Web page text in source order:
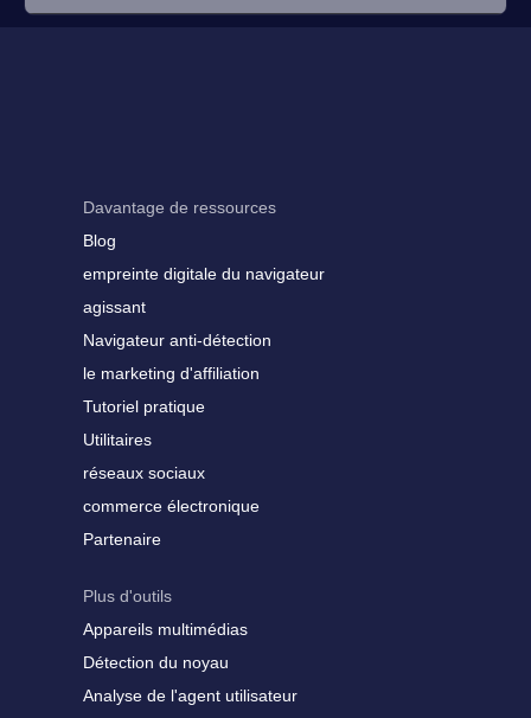
Davantage de ressources
Blog
empreinte digitale du navigateur
agissant
Navigateur anti-détection
le marketing d'affiliation
Tutoriel pratique
Utilitaires
réseaux sociaux
commerce électronique
Partenaire
Plus d'outils
Appareils multimédias
Détection du noyau
Analyse de l'agent utilisateur